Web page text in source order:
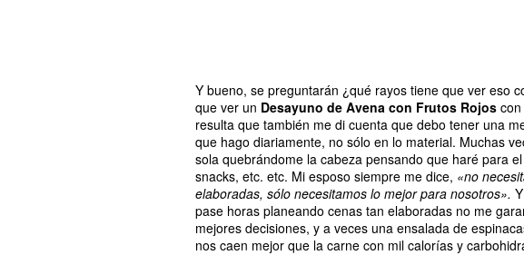
Y bueno, se preguntarán ¿qué rayos tiene que ver eso
que ver un Desayuno de Avena con Frutos Rojoscon
resulta que también me di cuenta que debo tener una
que hago diariamente, no sólo en lo material. Muchas
sola quebrándome la cabeza pensando que haré para
snacks, etc. etc. Mi esposo siempre me dice, «no
elaboradas, sólo necesitamos lo mejor para nosotros».
pase horas planeando cenas tan elaboradas no me
mejores decisiones, y a veces una ensalada de
nos caen mejor que la carne con mil calorías y